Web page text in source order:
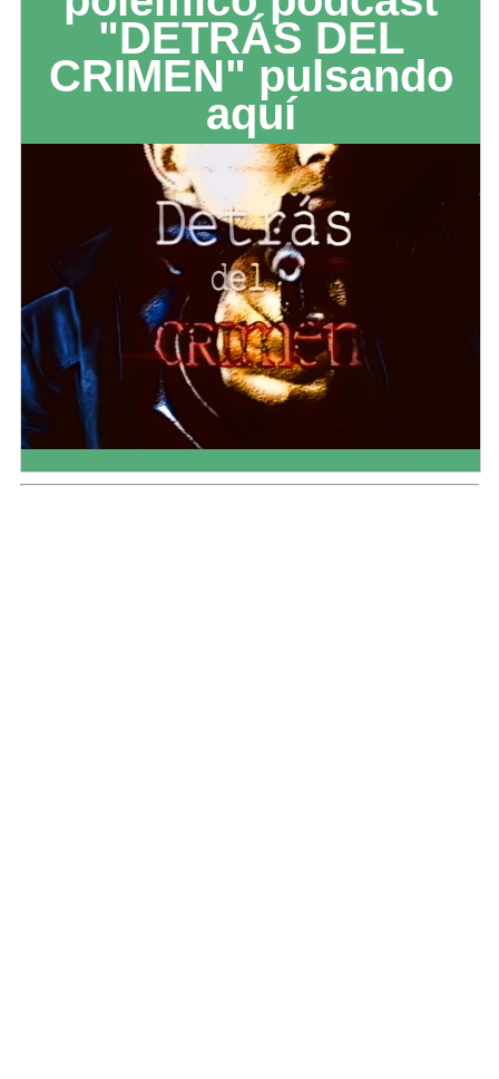
"DETRÁS DEL
CRIMEN" pulsando
aquí